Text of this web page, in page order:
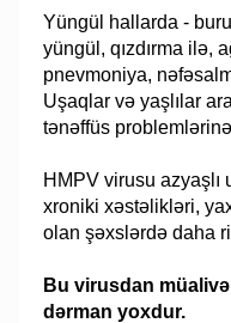
Yüngül hallarda -
yüngül, qızdırma ilə,
pnevmoniya,
Uşaqlar və yaşlılar
tənəffüs
HMPV virusu azyaşlı
xroniki xəstəlikləri,
olan şəxslərdə daha
Bu virusdan
dərman yoxdur.